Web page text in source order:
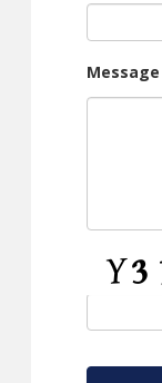
Message
CAPTCHA